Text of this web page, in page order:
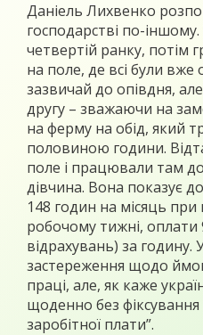
Даніель Лихвенко
господарстві по-
четвертій ранку, потім
на поле, де всі були вже
зазвичай до опівдня,
другу – зважаючи на
на ферму на обід, який
половиною години.
поле і працювали там
дівчина. Вона показує
148 годин на місяць
робочому тижні, оплати
відрахувань) за годину.
застереження щодо
праці, але, як каже
щоденно без фіксування
заробітної плати”.